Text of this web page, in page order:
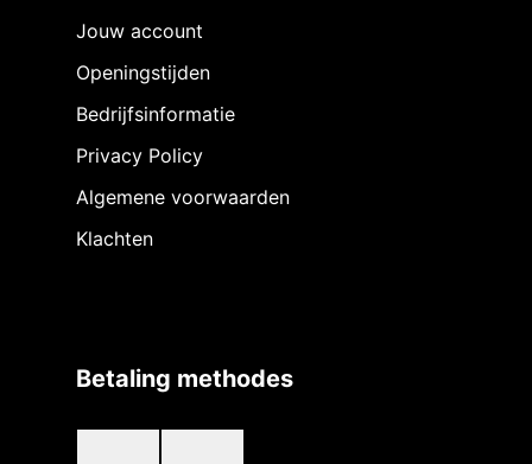
Jouw account
Openingstijden
Bedrijfsinformatie
Privacy Policy
Algemene voorwaarden
Klachten
Betaling methodes